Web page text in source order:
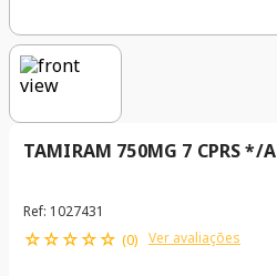
TAMIRAM 750MG 7 CPRS */A
Ref: 1027431
☆☆☆☆☆ (0) Ver avaliações